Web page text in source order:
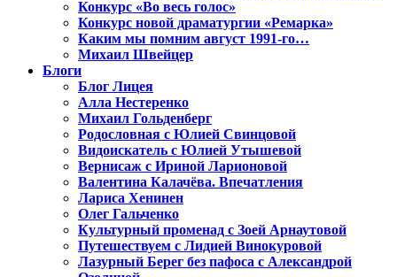
Конкурс «Во весь голос»
Конкурс новой драматургии «Ремарка»
Каким мы помним август 1991-го…
Михаил Швейцер
Блоги
Блог Лицея
Алла Нестеренко
Михаил Гольденберг
Родословная с Юлией Свинцовой
Видоискатель с Юлией Утышевой
Вернисаж с Ириной Ларионовой
Валентина Калачёва. Впечатления
Лариса Хенинен
Олег Гальченко
Культурный променад с Зоей Арнаутовой
Путешествуем с Лидией Винокуровой
Лазурный Берег без пафоса с Александрой